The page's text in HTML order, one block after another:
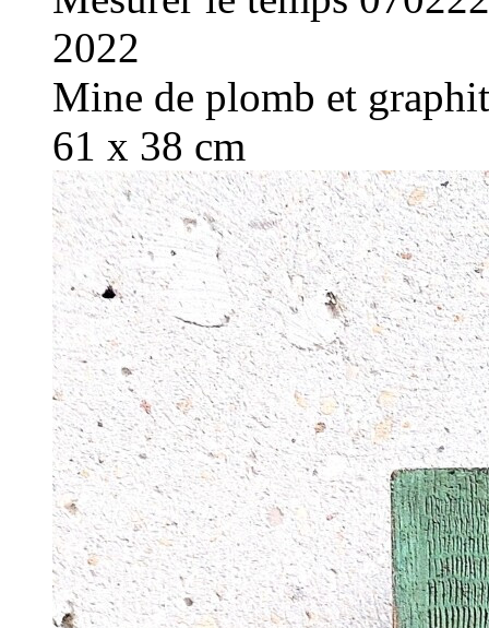
2022
Mine de plomb et
61 x 38 cm